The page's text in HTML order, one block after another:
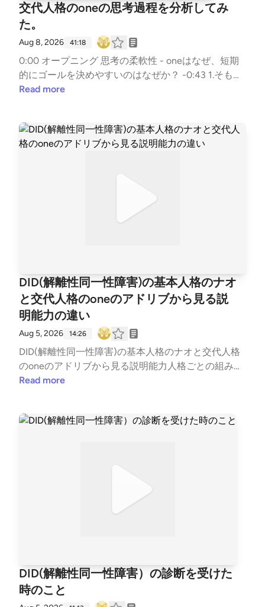
交代人格のoneの思考過程を分析してみ
た。
Aug 8, 2026 41:18
0:00 オープニング 思考の柔軟性 - oneはなぜ、短期
的にゴールを決めやすいのはなぜか？ -0:43 1.そもそ
もに人間の思考の最適化（ルート処理）は感情の重み
（怒りを抑える技術）とコアビリーフについて05:39
4.精神医学を学び始めた私の影響がoneに加算される
間が集団的に属していると安全と感じやすい理由08:
22 8.社会システムが成熟でもその人個人が脅かされ
る安全性の両立11:52 11.考えないことの安全性が必要
な理由12:23 12.多くの疑問は暇つぶしから生まれやす
い。何もしてないと不安になりやすい理由の正体13:1
5 13.人間の知能と主観的幸福度合いの相関性は必ずし
も合致しない13:52 14.考えられる幸せももちろんある
が・・・14:13 15.どんなに有能でも活かせる環境を見
極める能力はランダムであり、人間が必ずしもコント
ロールできるとは限らない14:38 16.究極の仕事主義
は、常に正解に追われ改善サイクルから逃れられない
その環境を受けいられる自己受容も影響する15:24 18.
る19:19 22.仕事は生きていく以上必要だが、仕事を失
った機関に楽しめる趣味は必要20:19 23.意味がないと
ぜなら役に立たないと迷惑だからという価値観が生ま
れやすいから危険21:52 25.人間は危険なのに白黒思考
や完璧主義を身に付けてしまうかの理由考察23:23 2
Read more
DID(解離性同一性障害)の基本人格のナオ
と交代人格のoneのアドリブから見る説
明能力の違い
Aug 5, 2026 14:26
DID(解離性同一性障害)の基本人格のナオと交代人格
のoneのアドリブから見る説明能力人格ごとの組み立
て方を見ていきます。
Read more
DID(解離性同一性障害）の診断を受けた
時のこと